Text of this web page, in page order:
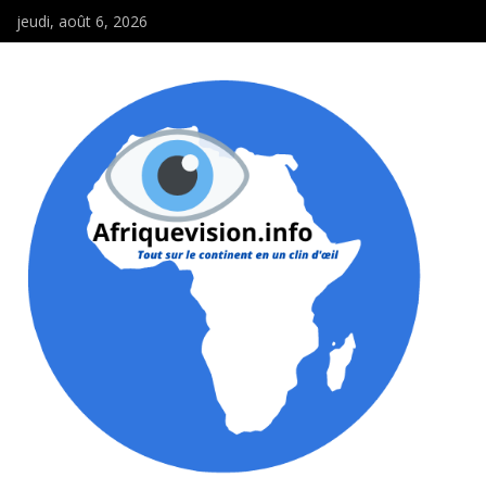
jeudi, août 6, 2026